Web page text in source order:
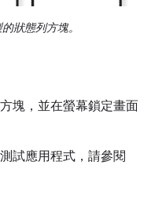
狀態列方塊。
塊，並在螢幕鎖定畫面
試應用程式，請參閱